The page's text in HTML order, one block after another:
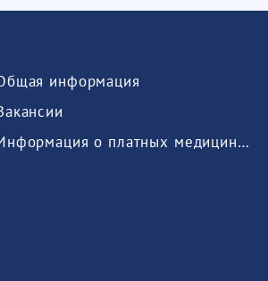
информация
Информация о платных медицинских услугах, предоставляемых медицинской организацией